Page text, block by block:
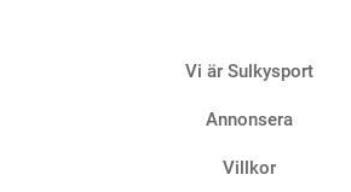
Vi är Sulkysport
Annonsera
Villkor